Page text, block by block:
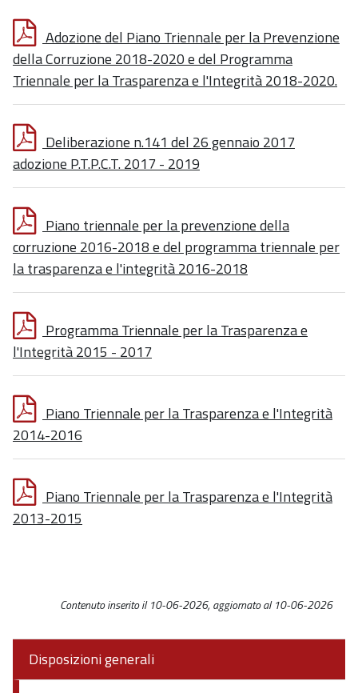
Adozione del Piano Triennale per la Prevenzione
della Corruzione 2018-2020 e del Programma
Triennale per la Trasparenza e l'Integrità 2018-2020.
Deliberazione n.141 del 26 gennaio 2017
adozione P.T.P.C.T. 2017 - 2019
Piano triennale per la prevenzione della
corruzione 2016-2018 e del programma triennale per
la trasparenza e l'integrità 2016-2018
Programma Triennale per la Trasparenza e
l'Integrità 2015 - 2017
Piano Triennale per la Trasparenza e l'Integrità
2014-2016
Piano Triennale per la Trasparenza e l'Integrità
2013-2015
Contenuto inserito il 10-06-2026, aggiornato al 10-06-2026
Disposizioni generali